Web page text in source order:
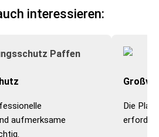
interessieren:
aufmerksame
Die
erfordet